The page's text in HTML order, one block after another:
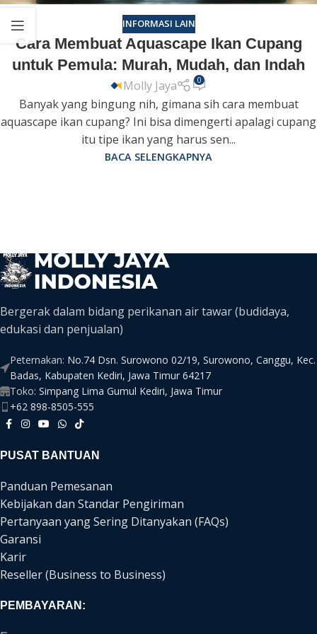
INFORMASI LAIN
Cara Membuat Aquascape Ikan Cupang
untuk Pemula: Murah, Mudah, dan Indah
Molly Jaya 0
Banyak yang bingung nih, gimana sih cara membuat
aquascape ikan cupang? Ini bisa dimengerti apalagi cupang
itu tipe ikan yang harus sen...
BACA SELENGKAPNYA
Bergerak dalam bidang perikanan air tawar (budidaya,
edukasi dan penjualan)
Peternakan: No.74 Dsn. Surowono 02/19, Surowono, Canggu, Kec.
Badas, Kabupaten Kediri, Jawa Timur 64217
Toko: Simpang Lima Gumul Kediri, Jawa Timur
+62 898-8505-555
PUSAT BANTUAN
Panduan Pemesanan
Kebijakan dan Standar Pengiriman
Pertanyaan yang Sering Ditanyakan (FAQs)
Garansi
Karir
Reseller (Business to Business)
PEMBAYARAN: